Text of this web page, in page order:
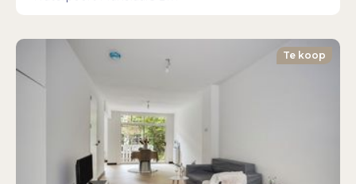
Te koop